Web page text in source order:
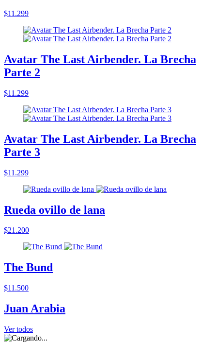
$11.299
Avatar The Last Airbender. La Brecha
Parte 2
$11.299
Avatar The Last Airbender. La Brecha
Parte 3
$11.299
Rueda ovillo de lana
$21.200
The Bund
$11.500
Juan Arabia
Ver todos